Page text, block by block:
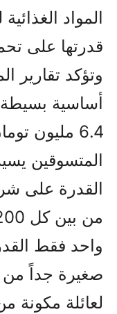
المواد
قدرتها على
وتؤكد تقارير
أساسية بسيطة
6.4 مليون
المتسوقين
القدرة على
واحد فقط
صغيرة جداً من
لعائلة مكونة